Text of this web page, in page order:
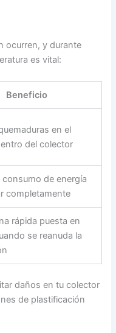
ocurren, y durante
es vital:
Beneficio
en el
del colector
consumo de energía
completamente
rápida puesta en
se reanuda la
daños en tu colector
de plastificación